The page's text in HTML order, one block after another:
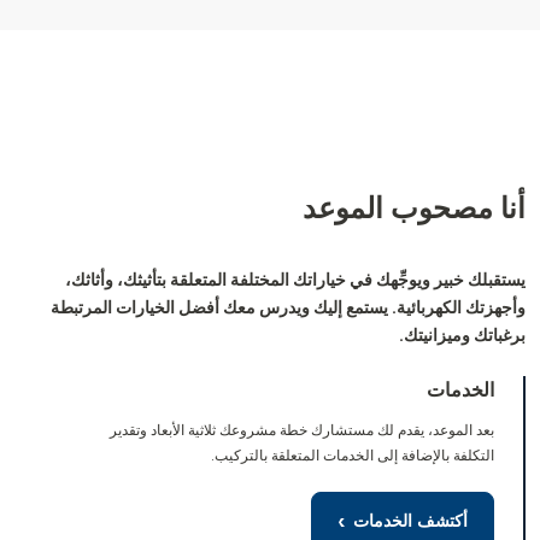
أنا مصحوب الموعد
يستقبلك خبير ويوجِّهك في خياراتك المختلفة المتعلقة بتأثيثك، وأثاثك،
وأجهزتك الكهربائية. يستمع إليك ويدرس معك أفضل الخيارات المرتبطة
برغباتك وميزانيتك.
الخدمات
بعد الموعد، يقدم لك مستشارك خطة مشروعك ثلاثية الأبعاد وتقدير
التكلفة بالإضافة إلى الخدمات المتعلقة بالتركيب.
أكتشف الخدمات